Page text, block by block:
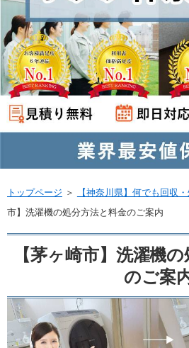
トップページ ＞ 【神奈川県】何でも回収
市】洗濯機の処分方法と料金のご案内
【茅ヶ崎市】洗濯機
のご案